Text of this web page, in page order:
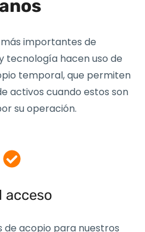
importantes de
tecnología hacen uso de
temporal, que permiten
activos cuando estos son
su operación.
acceso
de acopio para nuestros